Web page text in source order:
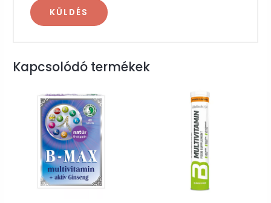
Kapcsolódó termékek